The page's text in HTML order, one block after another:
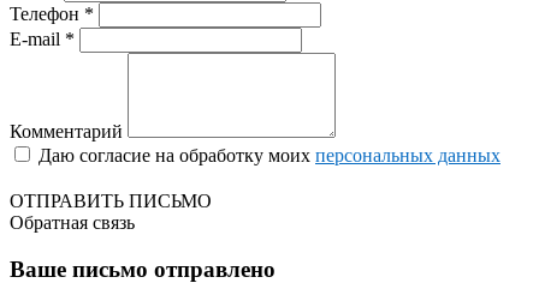
Телефон *
E-mail *
Комментарий
Даю согласие на обработку моих персональных данных
ОТПРАВИТЬ ПИСЬМО
Обратная связь
Ваше письмо отправлено